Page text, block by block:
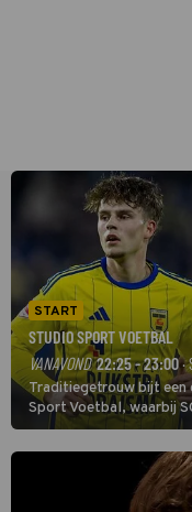
START
STUDIO SPORT VOETBAL
VANAVOND 22:25 - 23:00·
Traditiegetrouw bijt een
Sport Voetbal, waarbij
eerste wedstrijd van het
oefenmeester is Johan